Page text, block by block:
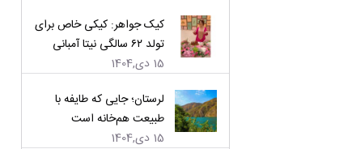
کیک جواهر: کیکی خاص برای
تولد ۶۲ سالگی نیتا آمبانی
15 دی,1404
لرستان؛ جایی که طایفه با
طبیعت هم‌خانه است
15 دی,1404